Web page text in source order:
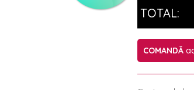
TOTAL:
COMANDĂ